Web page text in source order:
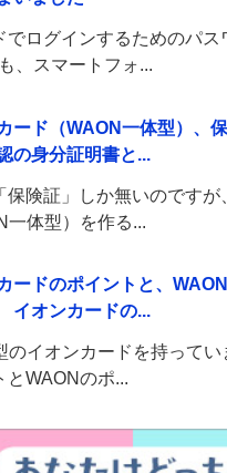
でログインするためのパス
、スマートフォ...
ード（WAON一体型）、
の身分証明書と...
保険証」しか無いのですが
一体型）を作る...
ードのポイントと、
オンカードの...
のイオンカードを持って
とWAONのポ...